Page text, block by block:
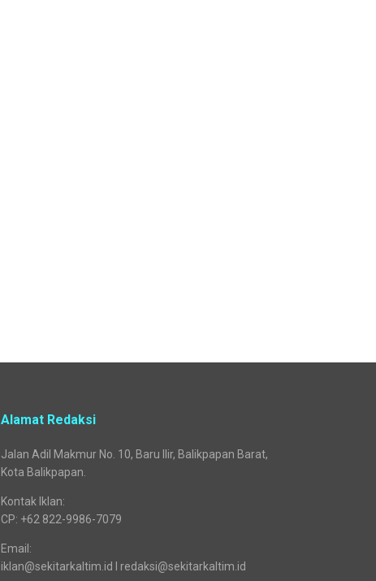
Alamat Redaksi
Jalan Adil Makmur No. 10, Baru Ilir, Balikpapan Barat,
Kota Balikpapan.
Kontak Iklan:
CP: +62 822-9986-7079
Email:
iklan@sekitarkaltim.id I redaksi@sekitarkaltim.id